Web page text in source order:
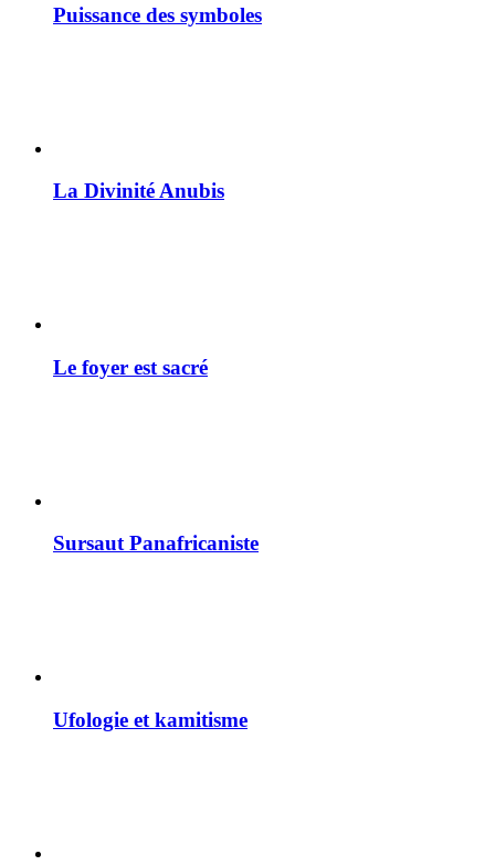
Puissance des symboles
La Divinité Anubis
Le foyer est sacré
Sursaut Panafricaniste
Ufologie et kamitisme